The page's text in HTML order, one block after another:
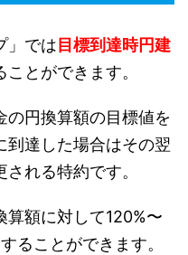
」では 目標到達時円建
ことができます。
の円換算額の目標値を
到達した場合はその翌
れる特約です。
算額に対して120%〜
ることができます。